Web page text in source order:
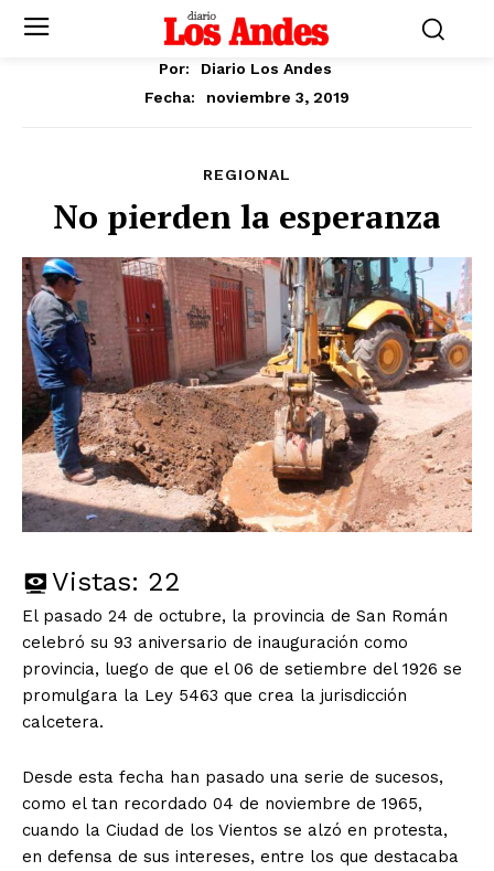
Por:
Diario Los Andes
Fecha:
noviembre 3, 2019
REGIONAL
No pierden la esperanza
Vistas: 22
El pasado 24 de octubre, la provincia de San Román
celebró su 93 aniversario de inauguración como
provincia, luego de que el 06 de setiembre del 1926 se
promulgara la Ley 5463 que crea la jurisdicción
calcetera.
Desde esta fecha han pasado una serie de sucesos,
como el tan recordado 04 de noviembre de 1965,
cuando la Ciudad de los Vientos se alzó en protesta,
en defensa de sus intereses, entre los que destacaba